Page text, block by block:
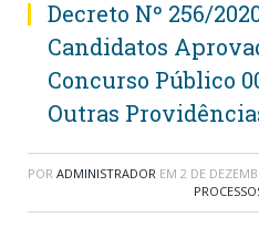
Decreto Nº 256/
Candidatos
Concurso Público
Outras
POR ADMINISTRADOR EM 2 DE